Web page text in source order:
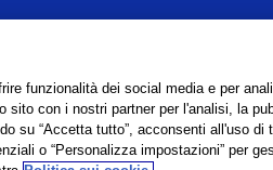
Privacy Policy
1995 -2026Brother Internationale
funzionalità dei social media e per
sito con i nostri partner per l'analisi, la
su “Accetta tutto”, acconsenti all'uso di
o “Personalizza impostazioni” per